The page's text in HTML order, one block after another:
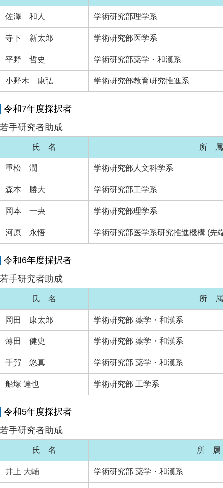
佐澤 和人 学術研究部理学系
寺下 新太郎 学術研究部医学系
平野 哲史 学術研究部薬学・和漢系
小野木 康弘 学術研究部教育研究推進系
令和7年度採択者
若手研究者助成
氏 名 所 属
重松 潤 学術研究部人文科学系
森本 勝大 学術研究部工学系
岡本 一央 学術研究部理学系
河原 永悟 学術研究部医学系研究推進機構 (先
令和6年度採択者
若手研究者助成
氏 名 所 属
岡田 康太郎 学術研究部 薬学・和漢系
薄田 健史 学術研究部 薬学・和漢系
手賀 悠真 学術研究部 薬学・和漢系
船塚 達也 学術研究部 工学系
令和5年度採択者
若手研究者助成
氏 名 所 属
井上 大輔 学術研究部 薬学・和漢系